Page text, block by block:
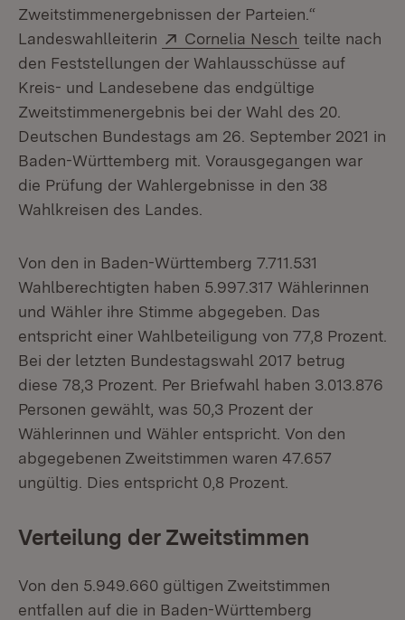
Zweitstimmenergebnissen der Parteien.“
Landeswahlleiterin
Extern:
Cornelia Nesch (Öffnet in
teilte nach
den Feststellungen der Wahlausschüsse auf
Kreis- und Landesebene das endgültige
Zweitstimmenergebnis bei der Wahl des 20.
Deutschen Bundestags am 26. September 2021 in
Baden-Württemberg mit. Vorausgegangen war
die Prüfung der Wahlergebnisse in den 38
Wahlkreisen des Landes.
Von den in Baden-Württemberg 7.711.531
Wahlberechtigten haben 5.997.317 Wählerinnen
und Wähler ihre Stimme abgegeben. Das
entspricht einer Wahlbeteiligung von 77,8 Prozent.
Bei der letzten Bundestagswahl 2017 betrug
diese 78,3 Prozent. Per Briefwahl haben 3.013.876
Personen gewählt, was 50,3 Prozent der
Wählerinnen und Wähler entspricht. Von den
abgegebenen Zweitstimmen waren 47.657
ungültig. Dies entspricht 0,8 Prozent.
Verteilung der Zweitstimmen
Von den 5.949.660 gültigen Zweitstimmen
entfallen auf die in Baden-Württemberg